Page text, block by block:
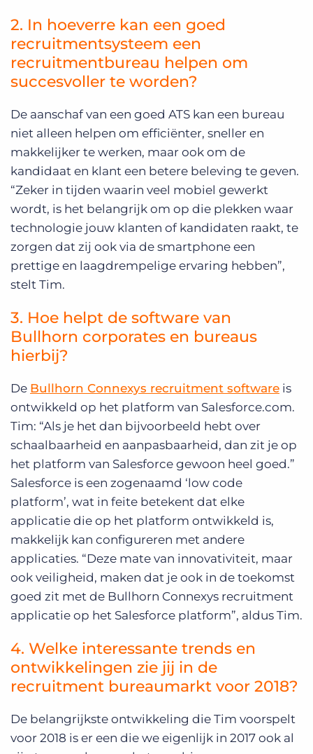
2. In hoeverre kan een goed
recruitmentsysteem een
recruitmentbureau helpen om
succesvoller te worden?
De aanschaf van een goed ATS kan een bureau
niet alleen helpen om efficiënter, sneller en
makkelijker te werken, maar ook om de
kandidaat en klant een betere beleving te geven.
“Zeker in tijden waarin veel mobiel gewerkt
wordt, is het belangrijk om op die plekken waar
technologie jouw klanten of kandidaten raakt, te
zorgen dat zij ook via de smartphone een
prettige en laagdrempelige ervaring hebben”,
stelt Tim.
3. Hoe helpt de software van
Bullhorn corporates en bureaus
hierbij?
De Bullhorn Connexys recruitment software is
ontwikkeld op het platform van Salesforce.com.
Tim: “Als je het dan bijvoorbeeld hebt over
schaalbaarheid en aanpasbaarheid, dan zit je op
het platform van Salesforce gewoon heel goed.”
Salesforce is een zogenaamd ‘low code
platform’, wat in feite betekent dat elke
applicatie die op het platform ontwikkeld is,
makkelijk kan configureren met andere
applicaties. “Deze mate van innovativiteit, maar
ook veiligheid, maken dat je ook in de toekomst
goed zit met de Bullhorn Connexys recruitment
applicatie op het Salesforce platform”, aldus Tim.
4. Welke interessante trends en
ontwikkelingen zie jij in de
recruitment bureaumarkt voor 2018?
De belangrijkste ontwikkeling die Tim voorspelt
voor 2018 is er een die we eigenlijk in 2017 ook al